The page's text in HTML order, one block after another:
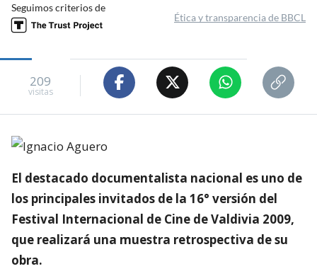
Seguimos criterios de
Ética y transparencia de BBCL
209
visitas
El destacado documentalista nacional es uno de
los principales invitados de la 16° versión del
Festival Internacional de Cine de Valdivia 2009,
que realizará una muestra retrospectiva de su
obra.